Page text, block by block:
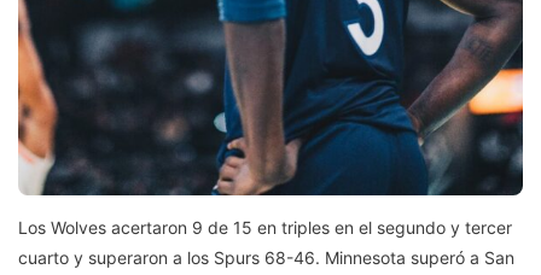
Los Wolves acertaron 9 de 15 en triples en el segundo y tercer
cuarto y superaron a los Spurs 68-46. Minnesota superó a San